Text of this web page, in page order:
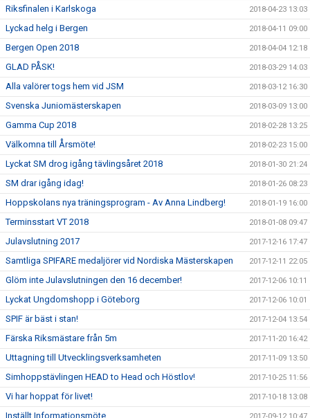
Riksfinalen i Karlskoga 2018-04-23 13:03
Lyckad helg i Bergen 2018-04-11 09:00
Bergen Open 2018 2018-04-04 12:18
GLAD PÅSK! 2018-03-29 14:03
Alla valörer togs hem vid JSM 2018-03-12 16:30
Svenska Juniomästerskapen 2018-03-09 13:00
Gamma Cup 2018 2018-02-28 13:25
Välkomna till Årsmöte! 2018-02-23 15:00
Lyckat SM drog igång tävlingsåret 2018 2018-01-30 21:24
SM drar igång idag! 2018-01-26 08:23
Hoppskolans nya träningsprogram - Av Anna Lindberg! 2018-01-19 16:00
Terminsstart VT 2018 2018-01-08 09:47
Julavslutning 2017 2017-12-16 17:47
Samtliga SPIFARE medaljörer vid Nordiska Mästerskapen 2017-12-11 22:05
Glöm inte Julavslutningen den 16 december! 2017-12-06 10:11
Lyckat Ungdomshopp i Göteborg 2017-12-06 10:01
SPIF är bäst i stan! 2017-12-04 13:54
Färska Riksmästare från 5m 2017-11-20 16:42
Uttagning till Utvecklingsverksamheten 2017-11-09 13:50
Simhoppstävlingen HEAD to Head och Höstlov! 2017-10-25 11:56
Vi har hoppat för livet! 2017-10-18 13:08
Inställt Informationsmöte